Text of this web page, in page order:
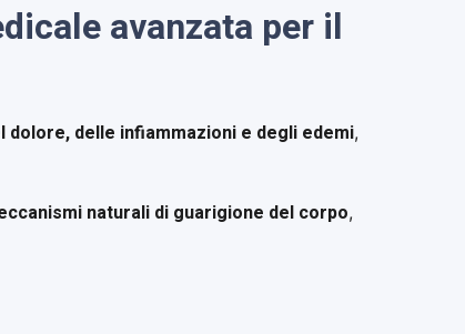
avanzata per il
delle infiammazioni e degli edemi,
naturali di guarigione del corpo,